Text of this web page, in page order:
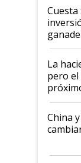
Cuesta
La
pero el
China